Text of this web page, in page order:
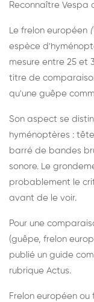
Reconnaître Vespa
Le frelon européen
espèce
mesure entre 25 et
titre de
qu'une guêpe
Son aspect se
hyménoptères :
barré de bandes
sonore. Le
probablement le
avant de le voir.
Pour une
(guêpe, frelon
publié un guide
rubrique Actus.
Frelon européen